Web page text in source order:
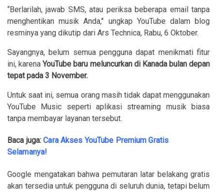
“Berlarilah, jawab SMS, atau periksa beberapa email tanpa
menghentikan musik Anda," ungkap YouTube dalam blog
resminya yang dikutip dari Ars Technica, Rabu, 6 Oktober.
Sayangnya, belum semua pengguna dapat menikmati fitur
ini, karenaYouTube baru meluncurkan di Kanada bulan depan
tepat pada 3 November.
Untuk saat ini, semua orang masih tidak dapat menggunakan
YouTube Music seperti aplikasi streaming musik biasa
tanpa membayar layanan tersebut.
Baca juga:Cara Akses YouTube Premium Gratis
Selamanya!
Google mengatakan bahwa pemutaran latar belakang gratis
akan tersedia untuk pengguna di seluruh dunia, tetapi belum